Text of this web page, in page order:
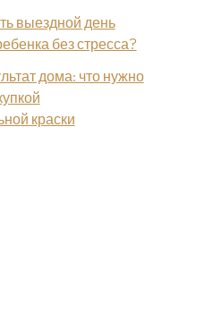
выездной день
без стресса?
дома: что нужно
краски